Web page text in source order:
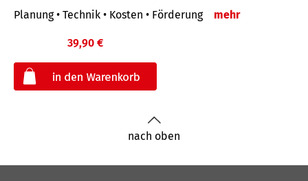
Planung • Technik • Kosten • Förderung mehr
39,90 €
nach oben